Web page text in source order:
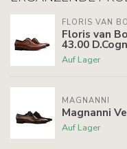
FLORIS VAN
Floris van
43.00
Auf Lager
MAGNANNI
Magnanni
Auf Lager